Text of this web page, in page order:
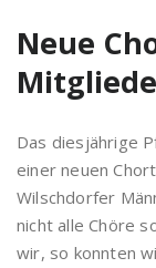
Neue
Das diesjährige
einer neuen
Wilschdorfer
nicht alle Chöre
wir, so konnten